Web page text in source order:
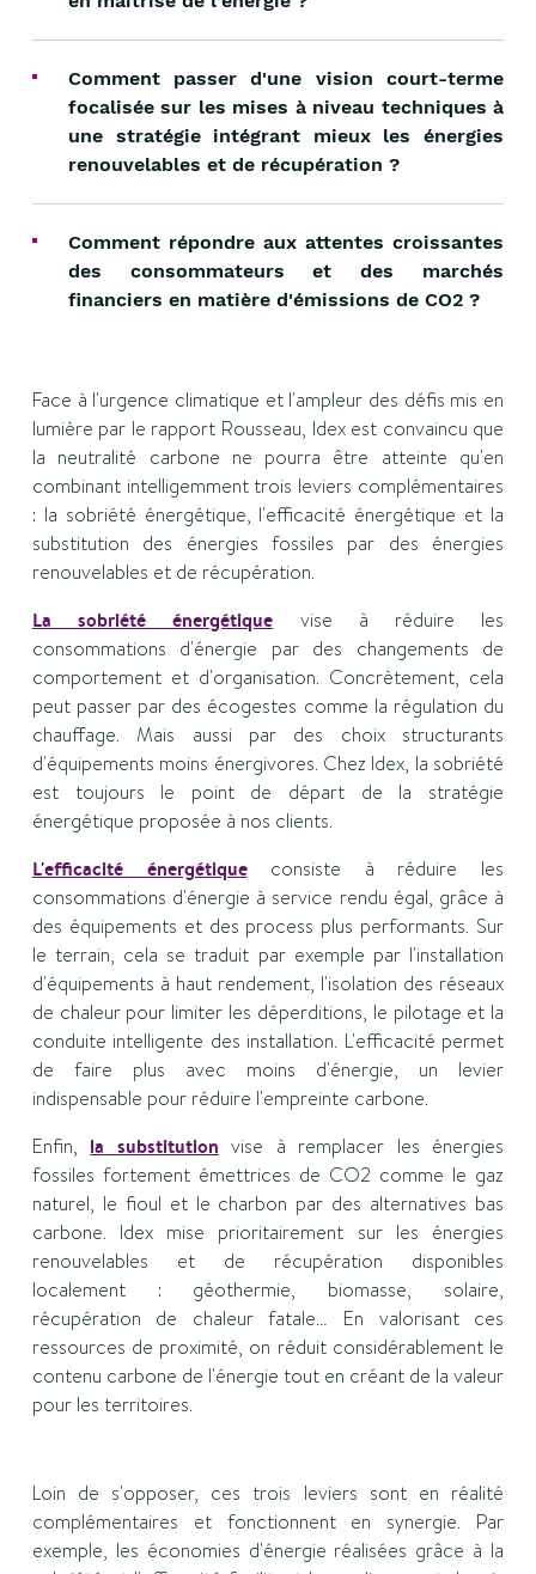
Comment passer d'une vision court-terme
focalisée sur les mises à niveau techniques à
une stratégie intégrant mieux les énergies
renouvelables et de récupération ?
Comment répondre aux attentes croissantes
des consommateurs et des marchés
financiers en matière d'émissions de CO2 ?
Face à l'urgence climatique et l'ampleur des défis mis en
lumière par le rapport Rousseau, Idex est convaincu que
la neutralité carbone ne pourra être atteinte qu'en
combinant intelligemment trois leviers complémentaires
: la sobriété énergétique, l'efficacité énergétique et la
substitution des énergies fossiles par des énergies
renouvelables et de récupération.
La sobriété énergétique vise à réduire les
consommations d'énergie par des changements de
comportement et d'organisation. Concrètement, cela
peut passer par des écogestes comme la régulation du
chauffage. Mais aussi par des choix structurants
d'équipements moins énergivores. Chez Idex, la sobriété
est toujours le point de départ de la stratégie
énergétique proposée à nos clients.
L'efficacité énergétiqueconsiste à réduire les
consommations d'énergie à service rendu égal, grâce à
des équipements et des process plus performants. Sur
le terrain, cela se traduit par exemple par l'installation
d'équipements à haut rendement, l'isolation des réseaux
de chaleur pour limiter les déperditions, le pilotage et la
conduite intelligente des installation. L'efficacité permet
de faire plus avec moins d'énergie, un levier
indispensable pour réduire l'empreinte carbone.
Enfin, la substitution vise à remplacer les énergies
fossiles fortement émettrices de CO2 comme le gaz
naturel, le fioul et le charbon par des alternatives bas
carbone. Idex mise prioritairement sur les énergies
renouvelables et de récupération disponibles
localement : géothermie, biomasse, solaire,
récupération de chaleur fatale… En valorisant ces
ressources de proximité, on réduit considérablement le
contenu carbone de l'énergie tout en créant de la valeur
pour les territoires.
Loin de s'opposer, ces trois leviers sont en réalité
complémentaires et fonctionnent en synergie. Par
exemple, les économies d'énergie réalisées grâce à la